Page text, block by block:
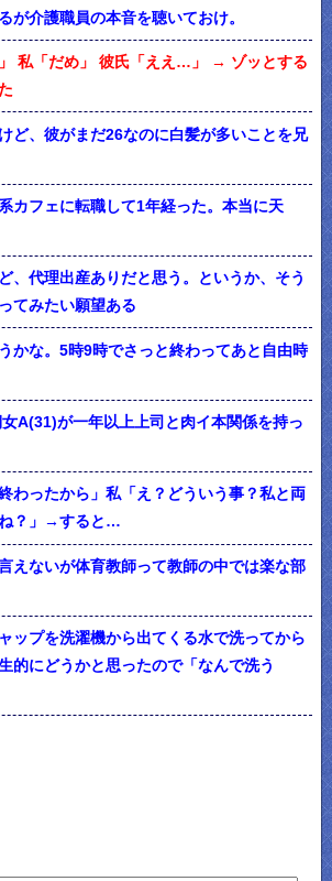
が介護職員の本音を聴いておけ。
私「だめ」 彼氏「ええ…」 → ゾッとする
ど、彼がまだ26なのに白髪が多いことを兄
カフェに転職して1年経った。本当に天
、代理出産ありだと思う。というか、そう
てみたい願望ある
かな。5時9時でさっと終わってあと自由時
女A(31)が一年以上上司と肉イ本関係を持っ
わったから」私「え？どういう事？私と両
？」→すると…
えないが体育教師って教師の中では楽な部
ップを洗濯機から出てくる水で洗ってから
的にどうかと思ったので「なんで洗う